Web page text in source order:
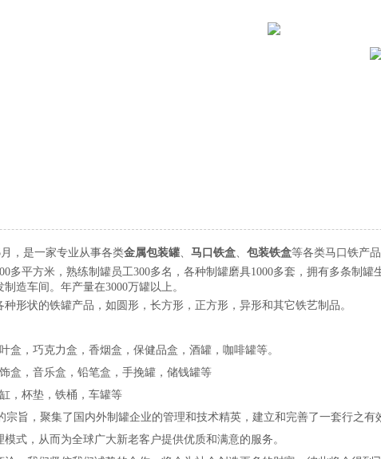
，是一家专业从事各类金属包装罐、 马口铁盒、 包装铁盒等各类马口铁产
多平方米，熟练制罐员工300多名，各种制罐磨具1000多套，拥有多条制罐
造车间。年产量在3000万罐以上。
形状的铁罐产品，如圆形，长方形，正方形，异形和其它铁艺制品。
盒，巧克力盒，香烟盒，保健品盒，酒罐，咖啡罐等。
盒，音乐盒，铅笔盒，手挽罐，储钱罐等
，杯垫，铁桶，车罐等
旨，聚集了国内外制罐企业的管理和技术精英，建立和完善了一套行之有
式，从而为全球广大新老客户提供优质和满意的服务。